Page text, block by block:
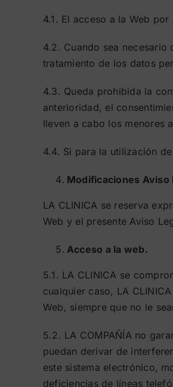
4.1. El acceso a la Web
4.2. Cuando sea
tratamiento de los datos
4.3. Queda prohibida la
anterioridad, el
lleven a cabo los menores
4.4. Si para la utilización
Modificaciones Aviso
LA CLINICA se reserva
Web y el presente Aviso
Acceso a la web.
5.1. LA CLINICA se
cualquier caso, LA
Web, siempre que no le
5.2. LA COMPAÑÍA no
puedan derivar de
este sistema electrónico,
deficiencias de líneas